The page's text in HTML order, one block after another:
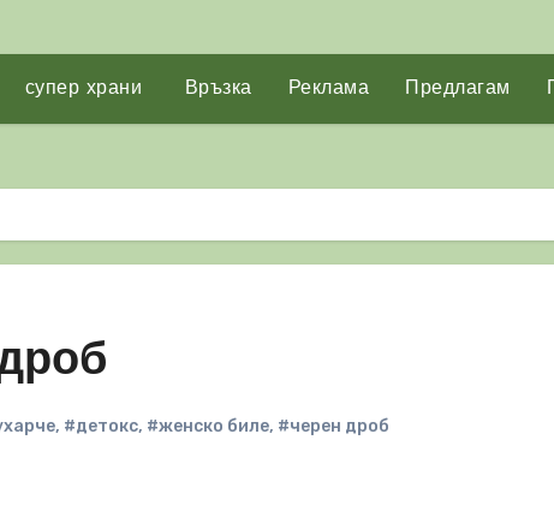
супер храни Връзка Реклама Предлагам
, #детокс, #женско биле, #черен дроб